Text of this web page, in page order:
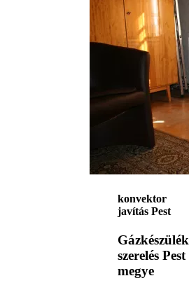
konvektor
javítás Pest
Gázkészülék
szerelés Pest
megye